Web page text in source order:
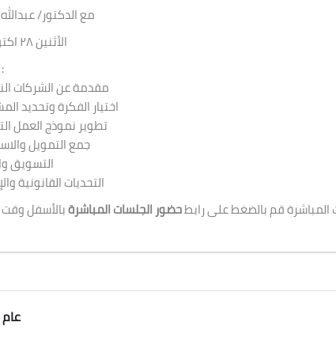
مع الدكتور/
الأثنين ٢٨ اكتوبر ٧-٩
المحاور :
1. مقدمة عن الشركات
2. اختيار الفكرة وتحديد
3. تطوير نموذج العمل
4. جمع التمويل
5. التسويق
6. التحديات القانونية
المباشرة قم بالضغط على رابطحضور الجلسات المباشرة
outline عام